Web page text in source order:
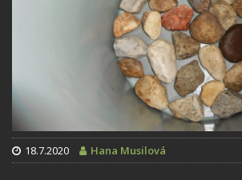
18.7.2020 Hana Musilová